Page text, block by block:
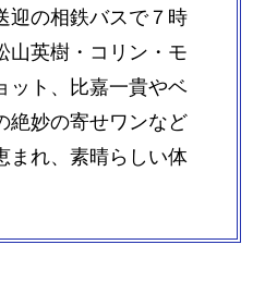
の相鉄バスで７時
英樹・コリン・モ
ット、比嘉一貴やベ
絶妙の寄せワンなど
れ、素晴らしい体